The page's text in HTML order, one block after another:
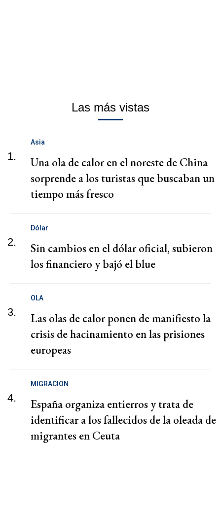
Las más vistas
1.
Asia
Una ola de calor en el noreste de China
sorprende a los turistas que buscaban un
tiempo más fresco
2.
Dólar
Sin cambios en el dólar oficial, subieron
los financiero y bajó el blue
3.
OLA
Las olas de calor ponen de manifiesto la
crisis de hacinamiento en las prisiones
europeas
4.
MIGRACION
España organiza entierros y trata de
identificar a los fallecidos de la oleada de
migrantes en Ceuta